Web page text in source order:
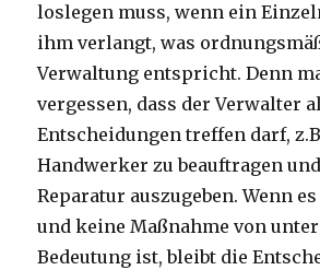
loslegen muss, wenn ein
ihm verlangt, was
Verwaltung entspricht. Denn
vergessen, dass der Verwalter
Entscheidungen treffen darf,
Handwerker zu beauftragen
Reparatur auszugeben. Wenn
und keine Maßnahme von
Bedeutung ist, bleibt die